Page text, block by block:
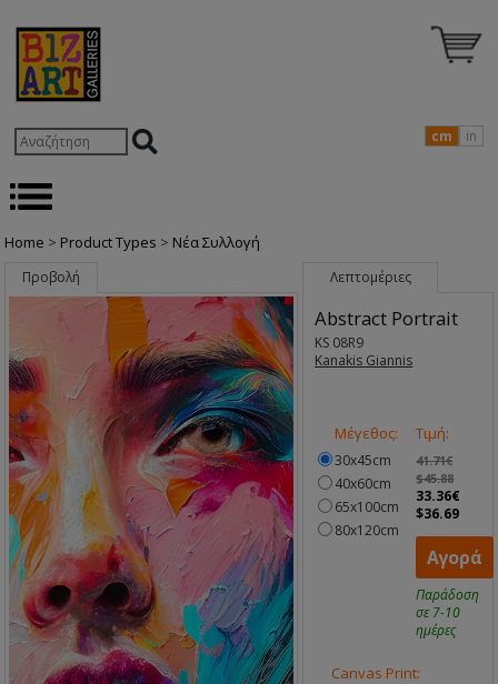
cm in
Home > Product Types > Nέα Συλλογή
Προβολή Λεπτομέριες
Abstract Portrait
KS 08R9
Kanakis Giannis
Μέγεθος:
30x45cm
40x60cm
65x100cm
80x120cm
Τιμή:
41.71€
$45.88
33.36€
$36.69
Αγορά
Παράδοση
σε 7-10
ημέρες
Canvas Print: